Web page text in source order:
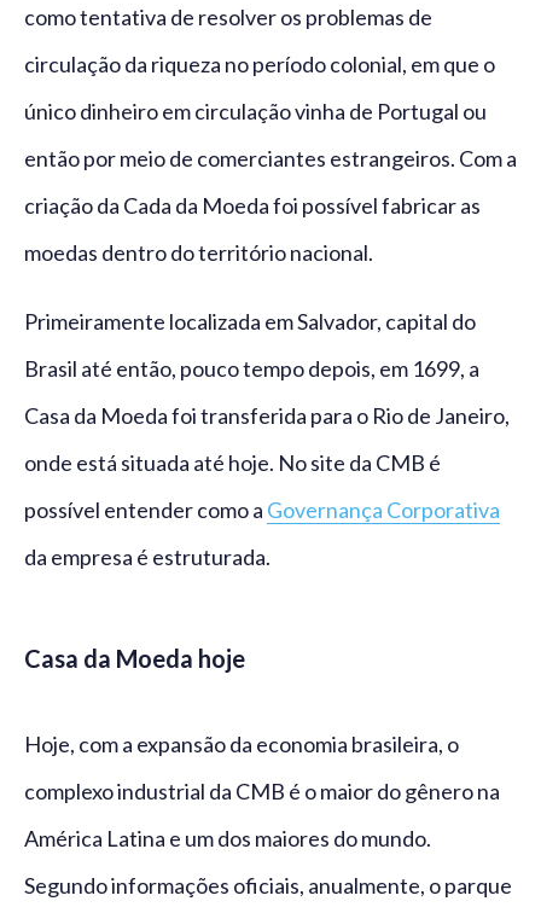
como tentativa de resolver os problemas de
circulação da riqueza no período colonial, em que o
único dinheiro em circulação vinha de Portugal ou
então por meio de comerciantes estrangeiros. Com a
criação da Cada da Moeda foi possível fabricar as
moedas dentro do território nacional.
Primeiramente localizada em Salvador, capital do
Brasil até então, pouco tempo depois, em 1699, a
Casa da Moeda foi transferida para o Rio de Janeiro,
onde está situada até hoje. No site da CMB é
possível entender como a Governança Corporativa
da empresa é estruturada.
Casa da Moeda hoje
Hoje, com a expansão da economia brasileira, o
complexo industrial da CMB é o maior do gênero na
América Latina e um dos maiores do mundo.
Segundo informações oficiais, anualmente, o parque